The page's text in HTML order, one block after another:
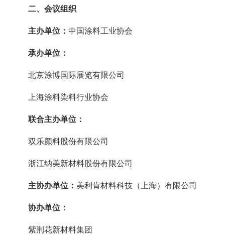
二、会议组织
主办单位： 中国涂料工业协会
承办单位：
北京涂博国际展览有限公司
上海涂料染料行业协会
联合主办单位：
双乐颜料股份有限公司
浙江纳美新材料股份有限公司
主协办单位： 美利肯材料科技（上海）有限公司
协办单位：
紫荆花新材料集团